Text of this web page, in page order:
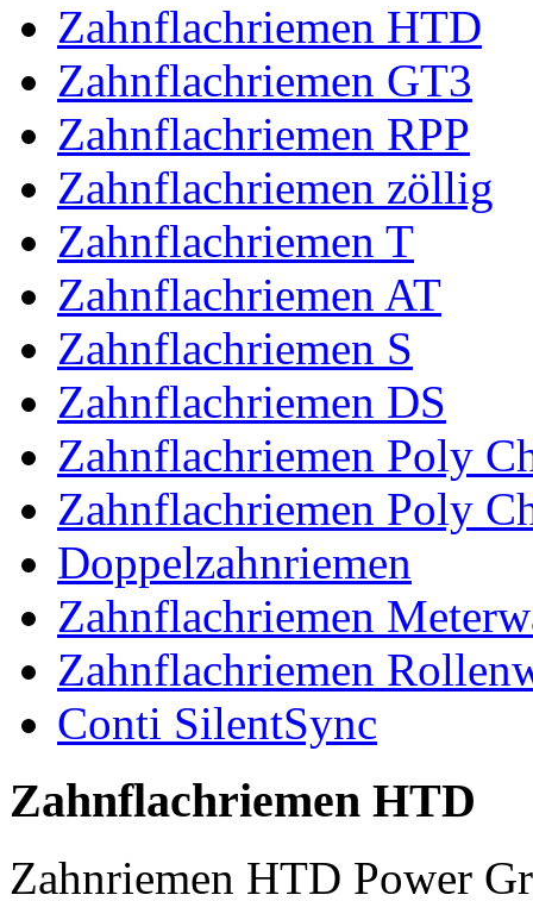
Zahnflachriemen HTD
Zahnflachriemen GT3
Zahnflachriemen RPP
Zahnflachriemen zöllig
Zahnflachriemen T
Zahnflachriemen AT
Zahnflachriemen S
Zahnflachriemen DS
Zahnflachriemen Poly
Zahnflachriemen Poly
Doppelzahnriemen
Zahnflachriemen
Zahnflachriemen
Conti SilentSync
Zahnflachriemen HTD
Zahnriemen HTD Power